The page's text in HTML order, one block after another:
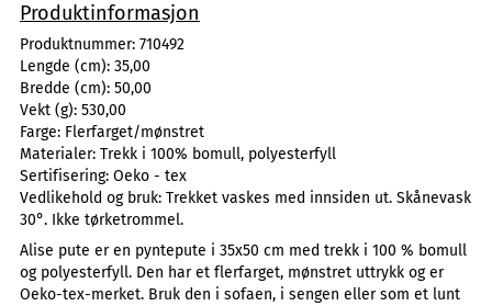
Produktinformasjon
Produktnummer: 710492
Lengde (cm): 35,00
Bredde (cm): 50,00
Vekt (g): 530,00
Farge: Flerfarget/mønstret
Materialer: Trekk i 100% bomull, polyesterfyll
Sertifisering: Oeko - tex
Vedlikehold og bruk: Trekket vaskes med innsiden ut. Skånevask
30°. Ikke tørketrommel.
Alise pute er en pyntepute i 35x50 cm med trekk i 100 % bomull
og polyesterfyll. Den har et flerfarget, mønstret uttrykk og er
Oeko-tex-merket. Bruk den i sofaen, i sengen eller som et lunt